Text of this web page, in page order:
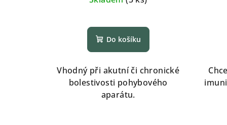
Do košíku
Vhodný při akutní či chronické
bolestivosti pohybového
aparátu.